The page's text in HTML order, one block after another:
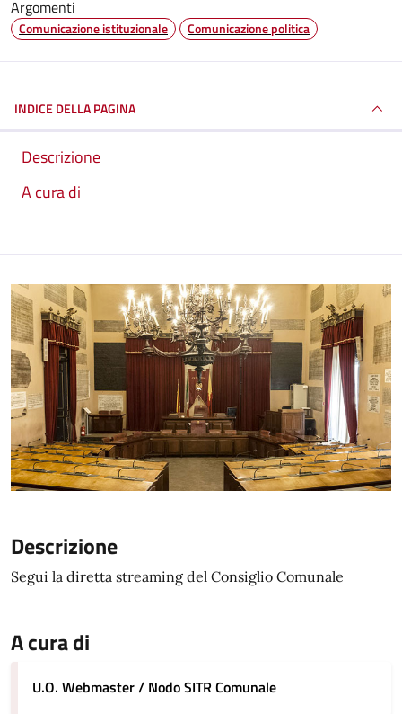
Argomenti
Comunicazione istituzionale Comunicazione politica
INDICE DELLA PAGINA
Descrizione
A cura di
Descrizione
Segui la diretta streaming del Consiglio Comunale
A cura di
U.O. Webmaster / Nodo SITR Comunale